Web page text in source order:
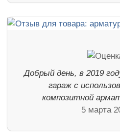
Добрый день, в 2019
гараж с
композитной
5 марта